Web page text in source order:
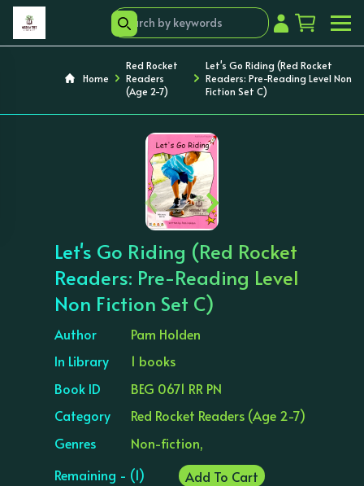
Home
Red Rocket
Readers
(Age 2-7)
Let's Go Riding (Red Rocket
Readers: Pre-Reading Level Non
Fiction Set C)
‹ ›
Let's Go Riding (Red Rocket
Readers: Pre-Reading Level
Non Fiction Set C)
Author
Pam Holden
In Library
1 books
Book ID
BEG 0671 RR PN
Category
Red Rocket Readers (Age 2-7)
Genres
Non-fiction,
Remaining - (1)
Add To Cart